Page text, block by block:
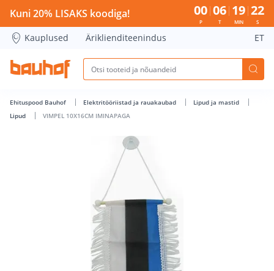
VIMPEL 10X16CM IMINAPAGA - Bauhof has loaded
Kuni 20% LISAKS koodiga! 00
P
06
T
19
MIN
21
S
Kauplused Äriklienditeenindus ET
Ehituspood Bauhof Elektritööriistad ja rauakaubad
Lipud ja mastid
Lipud
VIMPEL 10X16CM IMINAPAGA